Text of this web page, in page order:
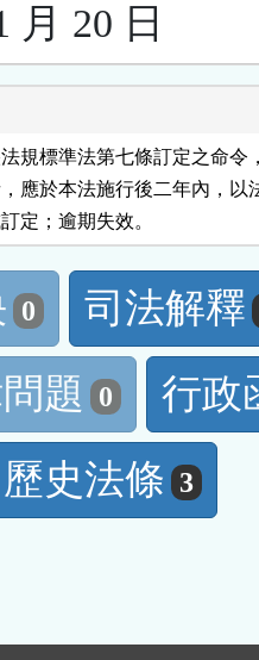
月 20 日
規標準法第七條訂定之命令
應於本法施行後二年內，以
定；逾期失效。
0
司法解釋
題 0
行政
歷史法條 3